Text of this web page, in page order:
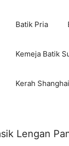
Batik Pria
Kemeja Batik
Kerah Shanghai
Lengan